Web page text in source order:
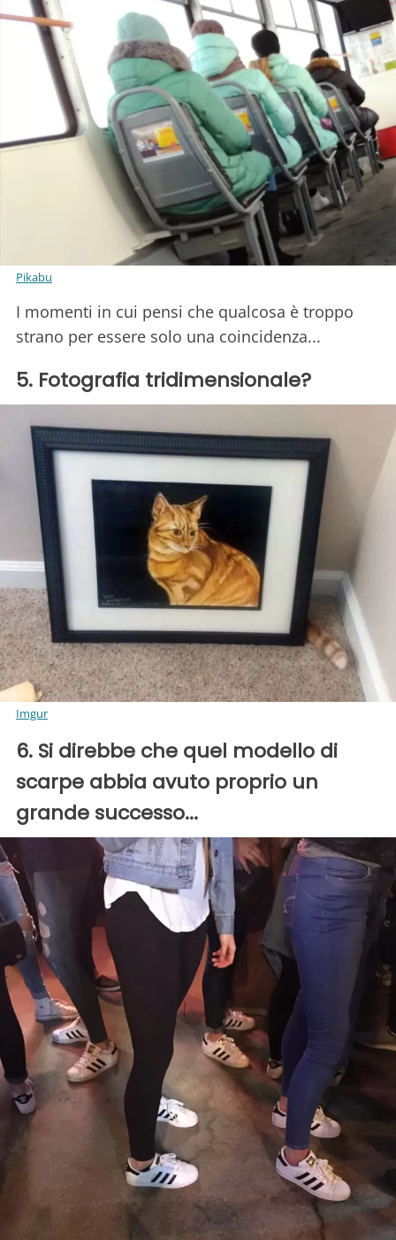
Pikabu
I momenti in cui pensi che qualcosa è troppo
strano per essere solo una coincidenza...
5. Fotografia tridimensionale?
Imgur
6. Si direbbe che quel modello di
scarpe abbia avuto proprio un
grande successo...